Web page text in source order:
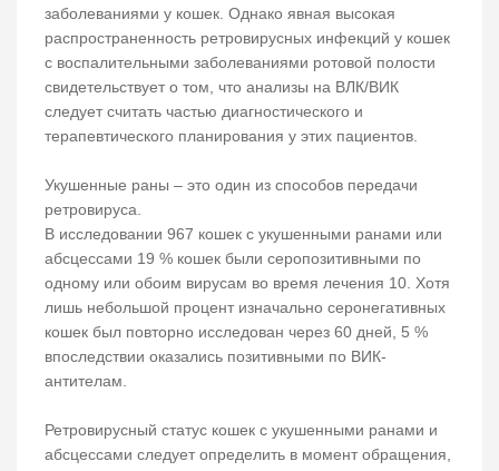
заболеваниями у кошек. Однако явная высокая
распространенность ретровирусных инфекций у кошек
с воспалительными заболеваниями ротовой полости
свидетельствует о том, что анализы на ВЛК/ВИК
следует считать частью диагностического и
терапевтического планирования у этих пациентов.
Укушенные раны – это один из способов передачи
ретровируса.
В исследовании 967 кошек с укушенными ранами или
абсцессами 19 % кошек были серопозитивными по
одному или обоим вирусам во время лечения 10. Хотя
лишь небольшой процент изначально серонегативных
кошек был повторно исследован через 60 дней, 5 %
впоследствии оказались позитивными по ВИК-
антителам.
Ретровирусный статус кошек с укушенными ранами и
абсцессами следует определить в момент обращения,